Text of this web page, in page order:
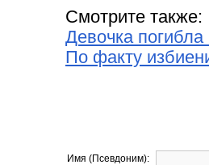
Смотрите также:
Девочка
По факту
Имя (Псевдоним):